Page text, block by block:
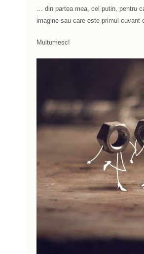
… din partea mea, cel putin, pentru
imagine sau care este primul
Multumesc!